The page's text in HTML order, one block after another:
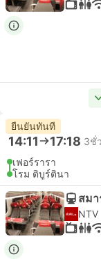
ยืนยันทันที
14:11 17:18 3ชั่
เฟอร์รารา
โรม ติบูร์ตินา
สม
NTV